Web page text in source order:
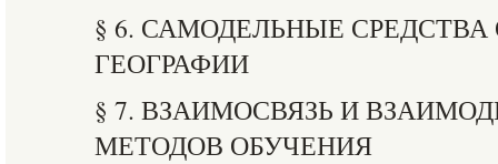
§ 6. САМОДЕЛЬНЫЕ
ГЕОГРАФИИ
§ 7. ВЗАИМОСВЯЗЬ И
МЕТОДОВ ОБУЧЕНИЯ